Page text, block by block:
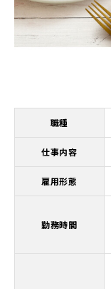
職種
仕事内容
雇用形態
勤務時間